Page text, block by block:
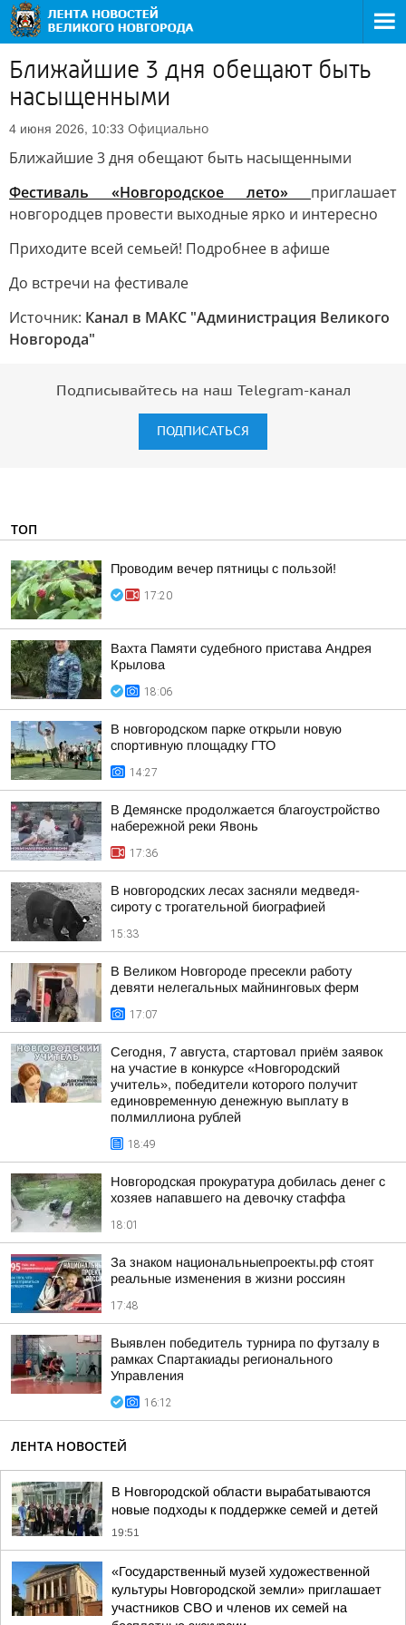
Ближайшие 3 дня обещают быть
насыщенными
4 июня 2026, 10:33 Официально
Ближайшие 3 дня обещают быть насыщенными
Фестиваль «Новгородское лето» приглашает
новгородцев провести выходные ярко и интересно
Приходите всей семьей! Подробнее в афише
До встречи на фестивале
Источник: Канал в МАКС "Администрация Великого
Новгорода"
Подписывайтесь на наш Telegram-канал
ПОДПИСАТЬСЯ
ТОП
Проводим вечер пятницы с пользой!
17:20
Вахта Памяти судебного пристава Андрея
Крылова
18:06
В новгородском парке открыли новую
спортивную площадку ГТО
14:27
В Демянске продолжается благоустройство
набережной реки Явонь
17:36
В новгородских лесах засняли медведя-
сироту с трогательной биографией
15:33
В Великом Новгороде пресекли работу
девяти нелегальных майнинговых ферм
17:07
Сегодня, 7 августа, стартовал приём заявок
на участие в конкурсе «Новгородский
учитель», победители которого получит
единовременную денежную выплату в
полмиллиона рублей
18:49
Новгородская прокуратура добилась денег с
хозяев напавшего на девочку стаффа
18:01
За знаком национальныепроекты.рф стоят
реальные изменения в жизни россиян
17:48
Выявлен победитель турнира по футзалу в
рамках Спартакиады регионального
Управления
16:12
ЛЕНТА НОВОСТЕЙ
В Новгородской области вырабатываются
новые подходы к поддержке семей и детей
19:51
«Государственный музей художественной
культуры Новгородской земли» приглашает
участников СВО и членов их семей на